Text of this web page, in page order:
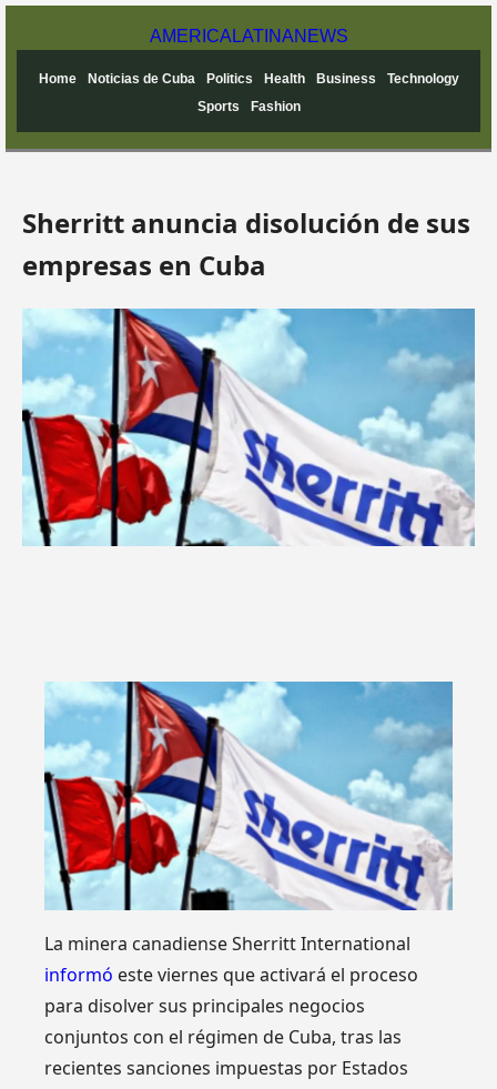
AMERICA LATINANEWS
Home Noticias de Cuba Politics Health Business
Technology
Sports
Fashion
Sherritt anuncia disolución de sus
empresas en Cuba
La minera canadiense Sherritt International
informó este viernes que activará el proceso
para disolver sus principales negocios
conjuntos con el régimen de Cuba, tras las
recientes sanciones impuestas por Estados